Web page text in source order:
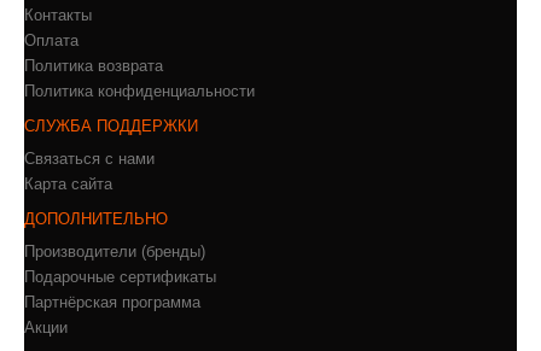
Контакты
Оплата
Политика возврата
Политика конфиденциальности
СЛУЖБА ПОДДЕРЖКИ
Связаться с нами
Карта сайта
ДОПОЛНИТЕЛЬНО
Производители (бренды)
Подарочные сертификаты
Партнёрская программа
Акции